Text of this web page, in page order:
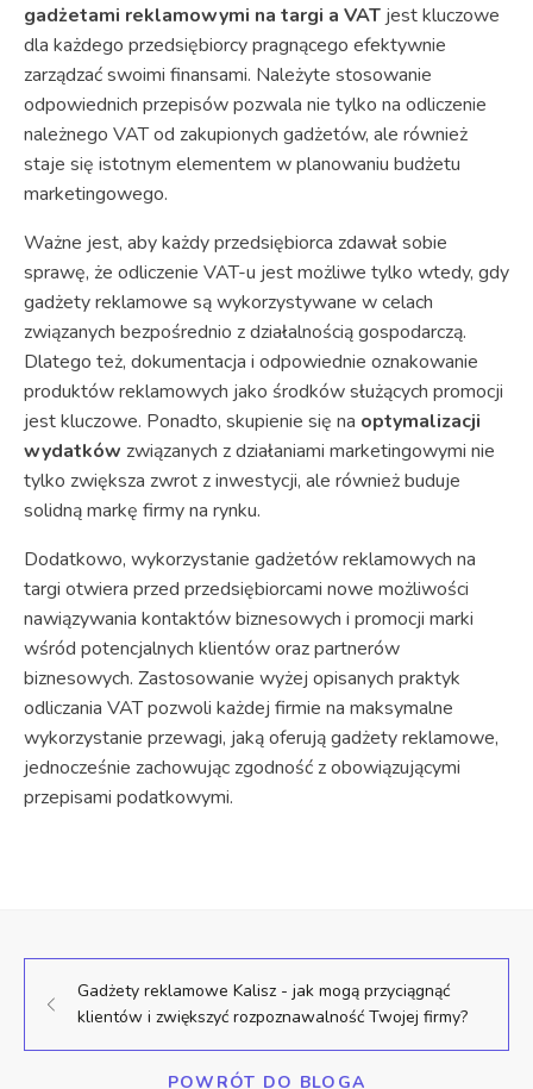
gadżetami reklamowymi na targi a VAT jest kluczowe
dla każdego przedsiębiorcy pragnącego efektywnie
zarządzać swoimi finansami. Należyte stosowanie
odpowiednich przepisów pozwala nie tylko na odliczenie
należnego VAT od zakupionych gadżetów, ale również
staje się istotnym elementem w planowaniu budżetu
marketingowego.
Ważne jest, aby każdy przedsiębiorca zdawał sobie
sprawę, że odliczenie VAT-u jest możliwe tylko wtedy, gdy
gadżety reklamowe są wykorzystywane w celach
związanych bezpośrednio z działalnością gospodarczą.
Dlatego też, dokumentacja i odpowiednie oznakowanie
produktów reklamowych jako środków służących promocji
jest kluczowe. Ponadto, skupienie się na optymalizacji
wydatków związanych z działaniami marketingowymi nie
tylko zwiększa zwrot z inwestycji, ale również buduje
solidną markę firmy na rynku.
Dodatkowo, wykorzystanie gadżetów reklamowych na
targi otwiera przed przedsiębiorcami nowe możliwości
nawiązywania kontaktów biznesowych i promocji marki
wśród potencjalnych klientów oraz partnerów
biznesowych. Zastosowanie wyżej opisanych praktyk
odliczania VAT pozwoli każdej firmie na maksymalne
wykorzystanie przewagi, jaką oferują gadżety reklamowe,
jednocześnie zachowując zgodność z obowiązującymi
przepisami podatkowymi.
Gadżety reklamowe Kalisz - jak mogą przyciągnąć
klientów i zwiększyć rozpoznawalność Twojej firmy?
POWRÓT DO BLOGA